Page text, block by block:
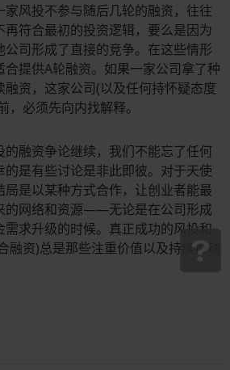
风投不参与随后几轮的融资，往往
符合最初的投资逻辑，要么是因为
司形成了直接的竞争。在这些情形
提供A轮融资。如果一家公司拿了种
资，这家公司(以及任何持怀疑态度
，必须先向内找解释。
融资争论继续，我们不能忘了任何
是有些讨论是非此即彼。对于天使
是以某种方式合作，让创业者能最
的网络和资源——无论是在公司形成
求升级的时候。真正成功的风投和
融资)总是那些注重价值以及持续推动